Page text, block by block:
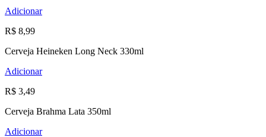
Adicionar
R$ 8,99
Cerveja Heineken Long Neck 330ml
Adicionar
R$ 3,49
Cerveja Brahma Lata 350ml
Adicionar